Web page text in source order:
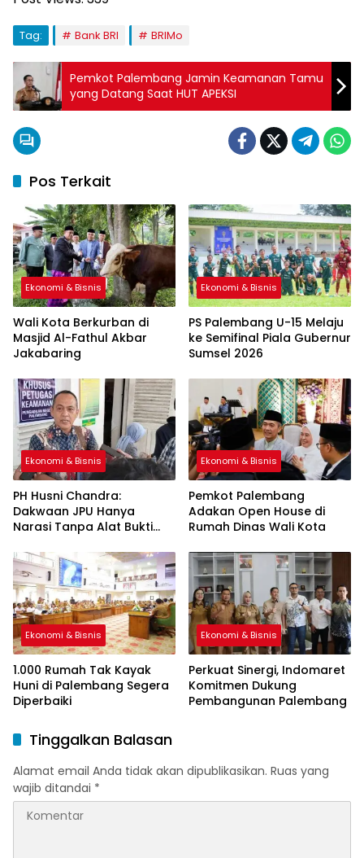
Tag: Bank BRI BRIMo
Pemkot Palembang Jamin Keamanan Tamu
yang Datang Saat HUT APEKSI
Pos Terkait
Ekonomi & Bisnis
Wali Kota Berkurban di
Masjid Al-Fathul Akbar
Jakabaring
Ekonomi & Bisnis
PS Palembang U-15 Melaju
ke Semifinal Piala Gubernur
Sumsel 2026
Ekonomi & Bisnis
PH Husni Chandra:
Dakwaan JPU Hanya
Narasi Tanpa Alat Bukti
Ekonomi & Bisnis
Pemkot Palembang
Adakan Open House di
Rumah Dinas Wali Kota
Ekonomi & Bisnis
1.000 Rumah Tak Kayak
Huni di Palembang Segera
Diperbaiki
Ekonomi & Bisnis
Perkuat Sinergi, Indomaret
Komitmen Dukung
Pembangunan Palembang
Tinggalkan Balasan
Alamat email Anda tidak akan dipublikasikan. Ruas yang
wajib ditandai *